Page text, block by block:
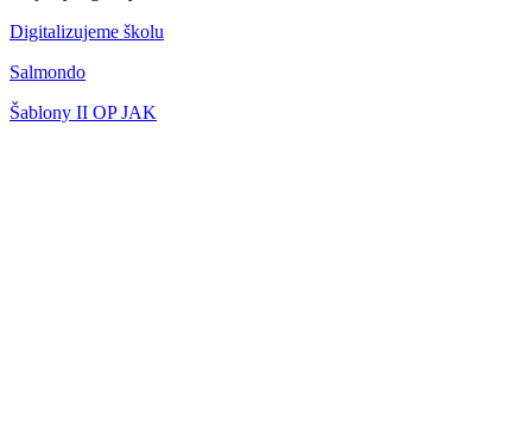
Digitalizujeme školu
Salmondo
Šablony II OP JAK